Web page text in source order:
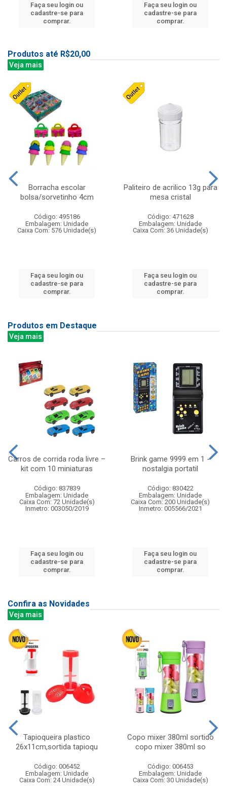
Faça seu login ou
cadastre-se para
comprar.
Faça seu login ou
cadastre-se para
comprar.
Produtos até R$20,00
Veja mais
Borracha escolar
bolsa/sorvetinho 4cm
Código: 495186
Embalagem: Unidade
Caixa Com: 576 Unidade(s)
Faça seu login ou
cadastre-se para
comprar.
Paliteiro de acrilico 13g para
mesa cristal
Código: 471628
Embalagem: Unidade
Caixa Com: 36 Unidade(s)
Faça seu login ou
cadastre-se para
comprar.
Produtos em Destaque
Veja mais
Carros de corrida roda livre –
kit com 10 miniaturas
Código: 837839
Embalagem: Unidade
Caixa Com: 72 Unidade(s)
Inmetro: 003050/2019
Faça seu login ou
cadastre-se para
comprar.
Brink game 9999 em 1 -
nostalgia portatil
Código: 830422
Embalagem: Unidade
Caixa Com: 200 Unidade(s)
Inmetro: 005566/2021
Faça seu login ou
cadastre-se para
comprar.
Confira as Novidades
Veja mais
Tapioqueira plastico
26x11cm,sortida tapioqu
Código: 006452
Embalagem: Unidade
Caixa Com: 24 Unidade(s)
Copo mixer 380ml sortido
copo mixer 380ml so
Código: 006453
Embalagem: Unidade
Caixa Com: 30 Unidade(s)